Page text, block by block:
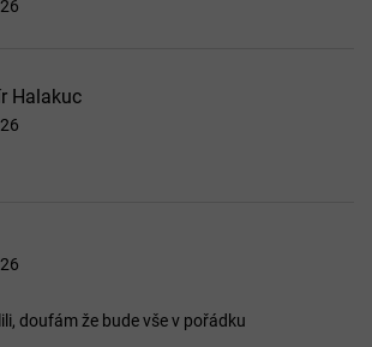
obchodu je 5 z 5 hvězdiček.
Halakuc
obchodu je 5 z 5 hvězdiček.
obchodu je 5 z 5 hvězdiček.
doufám že bude vše v pořádku